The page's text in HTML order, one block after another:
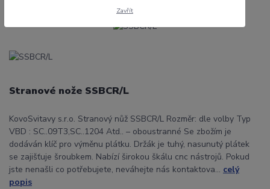
Stranové nože SSBCR/L
KovoSvitavy s.r.o. Stranový nůž SSBCR/L Rozměr: dle volby Typ
VBD : SC..09T3,SC..1204 Atd.. – oboustranné Se zbožím je
dodáván klíč pro výměnu plátku. Držák je tuhý, nasunutý plátek
se zajišťuje šroubkem. Nabízí širokou škálu cnc nástrojů. Pokud
jste nenašli co potřebujete, neváhejte nás kontaktova... celý
popis
Zavřít